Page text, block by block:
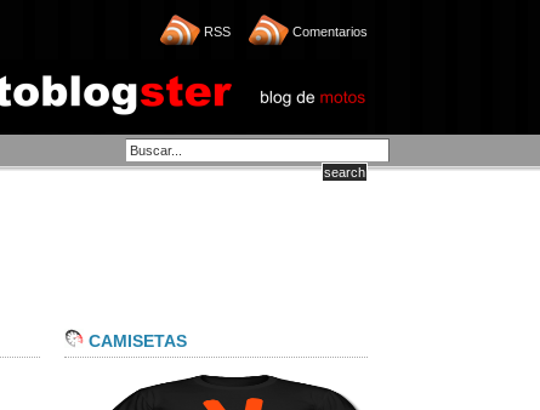
RSS Comentarios
CAMISETAS